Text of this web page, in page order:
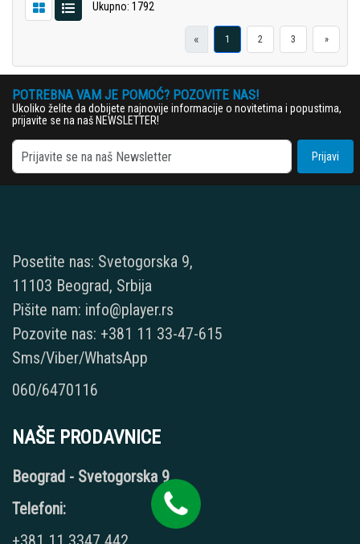
Ukupno: 1792
« 1 2 3 »
POTREBNA VAM JE POMOĆ? POZOVITE NAS!
Ukoliko želite da dobijete najnovije informacije o novitetima i popustima,
prijavite se na naš NEWSLETTER!
Prijavi
Posetite nas: Svetogorska 9,
11103 Beograd, Srbija
Pišite nam: info@player.rs
Pozovite nas: +381 11 33-47-615
Sms/Viber/WhatsApp
060/6470116
NAŠE PRODAVNICE
Beograd - Svetogorska 9
Telefoni: